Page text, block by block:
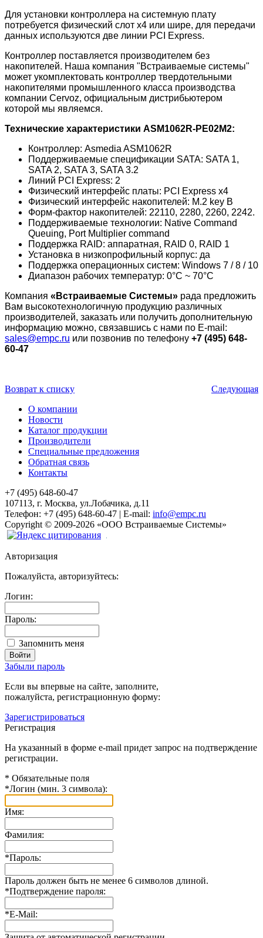
Для установки контроллера на системную плату
потребуется физический слот x4 или шире, для передачи
данных используются две линии PCI Express.
Контроллер поставляется производителем без
накопителей. Наша компания "Встраиваемые системы"
может укомплектовать контроллер твердотельными
накопителями промышленного класса производства
компании Cervoz, официальным дистрибьютером
которой мы являемся.
Технические характеристики ASM1062R-PE02M2:
Контроллер: Asmedia ASM1062R
Поддерживаемые спецификации SATA: SATA 1,
SATA 2, SATA 3, SATA 3.2
Линий PCI Express: 2
Физический интерфейс платы: PCI Express x4
Физический интерфейс накопителей: M.2 key B
Форм-фактор накопителей: 22110, 2280, 2260, 2242.
Поддерживаемые технологии: Native Command
Queuing, Port Multiplier command
Поддержка RAID: аппаратная, RAID 0, RAID 1
Установка в низкопрофильный корпус: да
Поддержка операционных систем: Windows 7 / 8 / 10
Диапазон рабочих температур: 0°C ~ 70°C
Компания «Встраиваемые Cистемы» рада предложить
Вам высокотехнологичную продукцию различных
производителей, заказать или получить дополнительную
информацию можно, связавшись с нами по E-mail:
sales@empc.ru или позвонив по телефону +7 (495) 648-
60-47
Возврат к списку
Следующая
О компании
Новости
Каталог продукции
Производители
Специальные предложения
Обратная связь
Контакты
+7 (495) 648-60-47
107113, г. Москва, ул.Лобачика, д.11
Телефон: +7 (495) 648-60-47 | E-mail: info@empc.ru
Copyright © 2009-2026 «ООО Встраиваемые Системы»
Авторизация
Пожалуйста, авторизуйтесь:
Логин:
Пароль:
Запомнить меня
Забыли пароль
Если вы впервые на сайте, заполните,
пожалуйста, регистрационную форму:
Зарегистрироваться
Регистрация
На указанный в форме e-mail придет запрос на подтверждение
регистрации.
* Обязательные поля
*Логин (мин. 3 символа):
Имя:
Фамилия:
*Пароль:
Пароль должен быть не менее 6 символов длиной.
*Подтверждение пароля:
*E-Mail: